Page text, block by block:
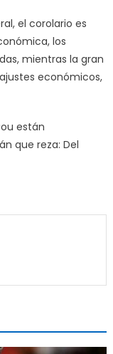
el corolario es
los
mientras la gran
económicos,
están
que reza: Del